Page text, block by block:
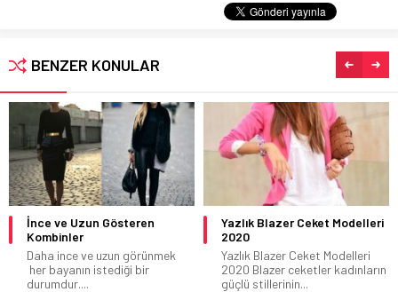
BENZER KONULAR
İnce ve Uzun Gösteren
Kombinler
Daha ince ve uzun görünmek
her bayanın istediği bir
durumdur....
Yazlık Blazer Ceket Modelleri
2020
Yazlık Blazer Ceket Modelleri
2020 Blazer ceketler kadınların
güçlü stillerinin...